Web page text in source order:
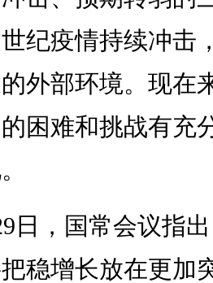
纪疫情持续冲击
外部环境。现在
困难和挑战有充
日，国常会议指
稳增长放在更加